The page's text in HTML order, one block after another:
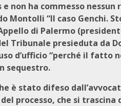
e non ha commesso
Montolli “Il caso Genchi.
di Palermo
Tribunale presieduta da
d’ufficio “perché il fatto
sequestro.
è stato difeso
del processo, che si